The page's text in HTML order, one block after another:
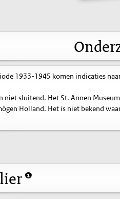
1933-1945 komen indicaties
niet sluitend. Het St. Annen
Holland. Het is niet bekend